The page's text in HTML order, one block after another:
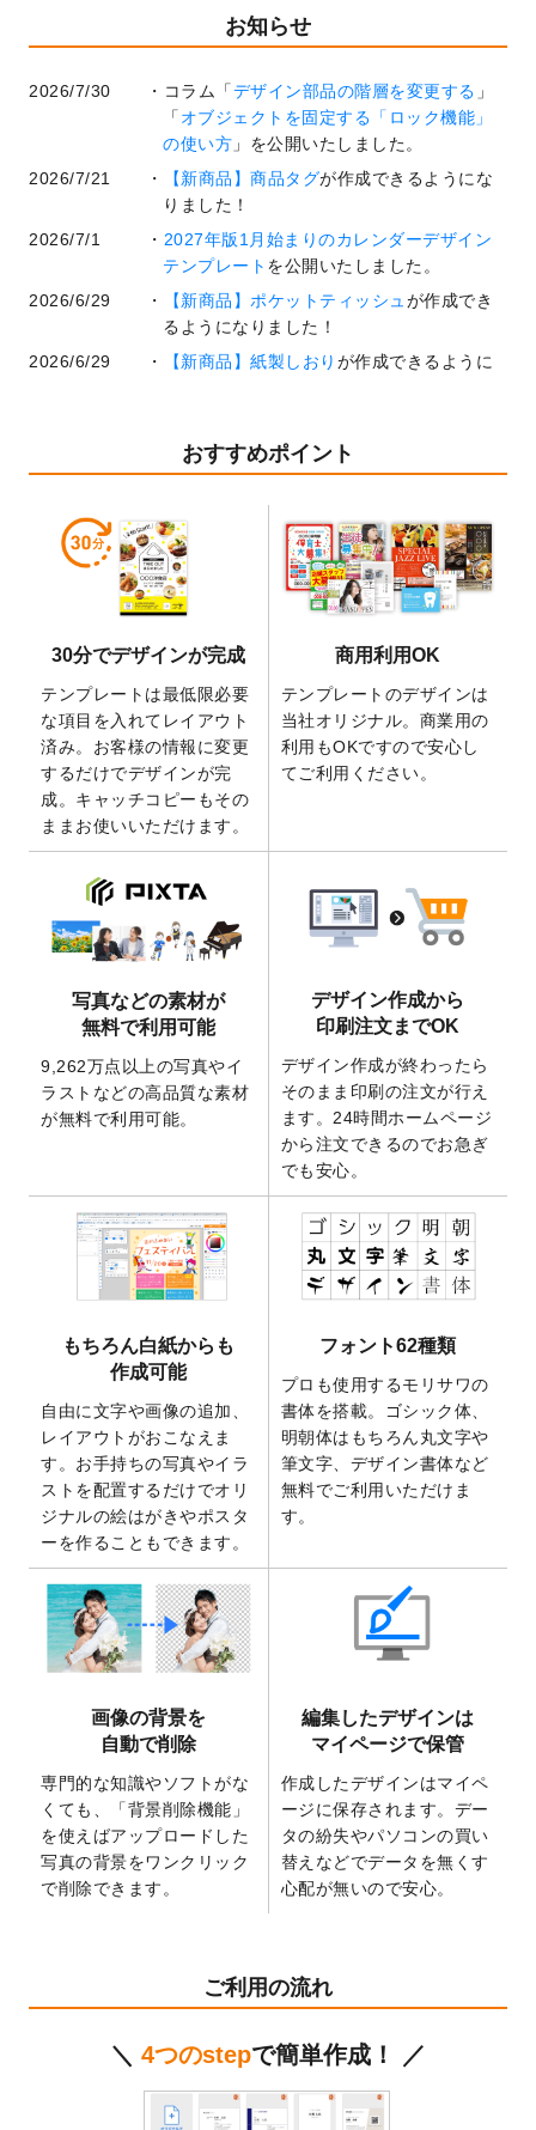
お知らせ
2026/7/30 コラム「デザイン部品の階層を変更する 」
「 オブジェクトを固定する「ロック機能」
の使い方 」を公開いたしました。
2026/7/21
【新商品】商品タグが作成できるようにな
りました！
2026/7/1
2027年版1月始まりのカレンダーデザイン
テンプレート を公開いたしました。
2026/6/29
【新商品】ポケットティッシュが作成でき
るようになりました！
2026/6/29
【新商品】紙製しおり が作成できるように
業効率を上げる便利な操作方法3選！
開いたしました。
暑中見舞いのデザインテンプレート
しました。
2026/5/28
【新商品】マグネットステッカーが作成で
きるようになりました！
の全4ステップを解説！」を公開いたしまし
た。
2026/4/23
コラム「 画像の配置・差し替え・トリミン
グ」「テンプレート間でパーツを流用する
方法」を公開いたしました。
2026/4/21
アクリルキーホルダーのデザインテンプレ
ート を追加いたしました。
りました！
2025/12/22
【新商品】アクリルキーホルダーが作成で
きるようになりました！
2025/12/22
2026年版4月始まりのカレンダーデザイン
テンプレート
を公開いたしました。
開いたしました。
2025/9/30
【新商品】クリアファイルバッグ が作成で
きるようになりました！
2026年午年の年賀状デザインテンプレート
を公開いたしました。
2025/9/10
喪中はがき・寒中見舞いのデザインテンプ
レートを公開いたしました。
2025/8/1
9,160万点以上の写真やイラスト素材が無料
2025/7/30
キャンバスプリントのデザインテンプレー
トを追加いたしました。
2025/6/30
暑中見舞いのデザインテンプレートを追加
しました。
2025/6/27
キャンバスプリントのデザインテンプレー
トを追加いたしました。
2025/6/24
2026年版1月始まりのカレンダーデザイン
テンプレートを公開いたしました。
2025/6/9
「背景削除機能
」を実装しました。
2025/4/3
DMのデザインテンプレートを追加しまし
た。
を追加しました。
マスキングテープのデザインテンプレート
を追加しました。
2025/1/15
配置できるデータ形式が増えました。
（pdf、psd、eps、tifに対応）
2024/12/24
2025年版4月始まりのカレンダーデザイン
箔押し年賀状のデザインテンプレート
ステッカーのデザインテンプレート
しました。
2025年巳年の年賀状デザインテンプレート
おすすめポイント
30分でデザインが完成
テンプレートは最低限必要
な項目を入れてレイアウト
済み。お客様の情報に変更
するだけでデザインが完
成。キャッチコピーもその
ままお使いいただけます。
商用利用OK
テンプレートのデザインは
当社オリジナル。商業用の
利用もOKですので安心し
てご利用ください。
写真などの素材が
無料で利用可能
9,262万点以上の写真やイ
ラストなどの高品質な素材
が無料で利用可能。
デザイン作成から
印刷注文までOK
デザイン作成が終わったら
そのまま印刷の注文が行え
ます。24時間ホームページ
から注文できるのでお急ぎ
でも安心。
もちろん白紙からも
作成可能
自由に文字や画像の追加、
レイアウトがおこなえま
す。お手持ちの写真やイラ
ストを配置するだけでオリ
ジナルの絵はがきやポスタ
ーを作ることもできます。
フォント62種類
プロも使用するモリサワの
書体を搭載。ゴシック体、
明朝体はもちろん丸文字や
筆文字、デザイン書体など
無料でご利用いただけま
す。
画像の背景を
自動で削除
専門的な知識やソフトがな
くても、「背景削除機能」
を使えばアップロードした
写真の背景をワンクリック
で削除できます。
編集したデザインは
マイページで保管
作成したデザインはマイペ
ージに保存されます。デー
タの紛失やパソコンの買い
替えなどでデータを無くす
心配が無いので安心。
ご利用の流れ
＼ 4つのstepで簡単作成！ ／